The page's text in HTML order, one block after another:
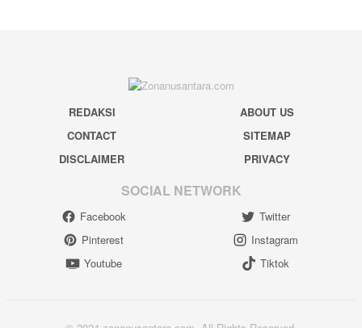
REDAKSI
ABOUT US
CONTACT
SITEMAP
DISCLAIMER
PRIVACY
SOCIAL NETWORK
Facebook
Twitter
Pinterest
Instagram
Youtube
Tiktok